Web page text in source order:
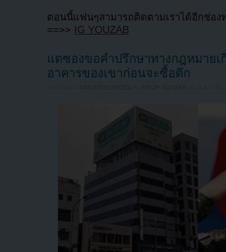
ตอนนี้แฟนๆสามารถติดตามเราได้อีกช่อ
==>> IG YOUZAB
แดซองขอคำปรึกษาทางกฎหมาย
อาคารของเขาก่อนจะซื้อตึก
UNCATEGORIZED KPOP YOUZAB